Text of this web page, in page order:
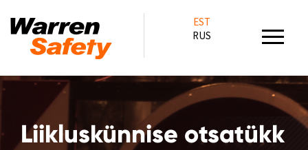
EST
RUS
Liikluskünnise otsatükk